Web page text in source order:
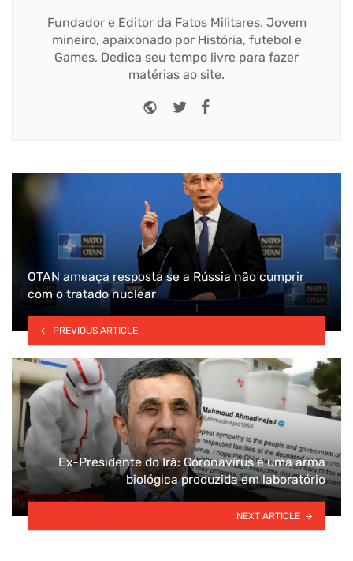
Fundador e Editor da Fatos Militares. Jovem
mineiro, apaixonado por História, futebol e
Games, Dedica seu tempo livre para fazer
matérias ao site.
Website
Twitter
OTAN ameaça resposta se a Rússia não cumprir
com o tratado nuclear
PREVIOUS ARTICLE
Ex-Presidente do Irã: Coronavírus é uma arma
biológica produzida em laboratório
NEXT ARTICLE